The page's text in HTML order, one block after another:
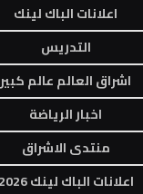
اعلانات الباك لينك
التدريس
اشراق العالم عالم كبير
اخبار الرياضة
منتدى الاشراق
اعلانات الباك لينك 2026